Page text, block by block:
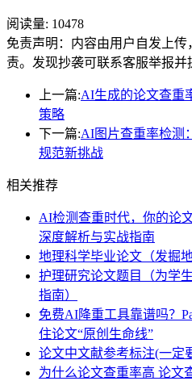
阅读量: 10478
免责声明：内容由用户自发上
责。发现抄袭可联系客服举报并
上一篇:AI生成的论文查重
策略
下一篇:AI图片查重率检测
规范新挑战
相关推荐
AI检测查重时代，你的论
深度解析与实战指南
地理科学毕业论文（发掘
护理研究论文题目（为学
指南）
免费AI降重工具靠谱吗？
住论文“原创生命线”
论文中文献参考标注(一定
为什么论文查重率高 论文